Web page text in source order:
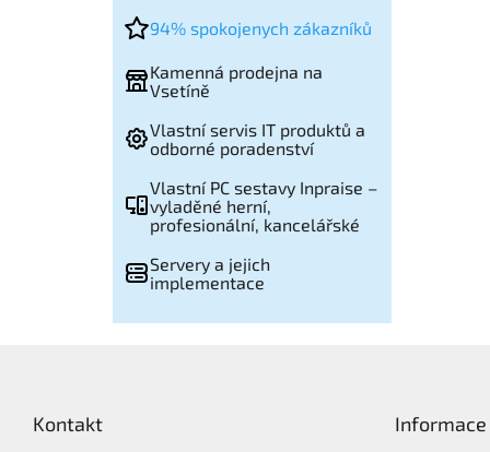
94% spokojenych zákazníků
Kamenná prodejna na
Vsetíně
Vlastní servis IT produktů a
odborné poradenství
Vlastní PC sestavy Inpraise –
vyladěné herní,
profesionální, kancelářské
Servery a jejich
implementace
Kontakt